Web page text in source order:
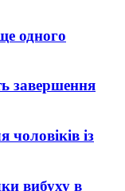
одного
завершення
із
вибуху в